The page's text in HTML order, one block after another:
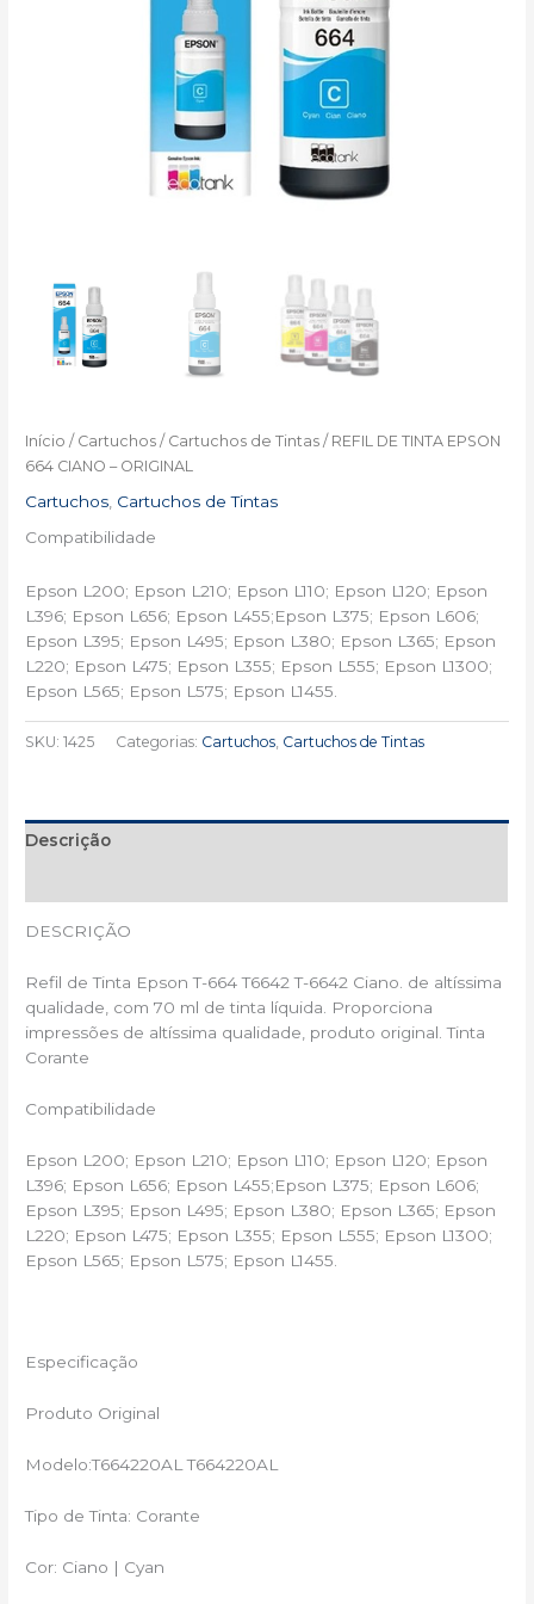
Início / Cartuchos / Cartuchos de Tintas / REFIL DE TINTA EPSON
664 CIANO – ORIGINAL
Cartuchos Cartuchos de Tintas
Compatibilidade
Epson L200; Epson L210; Epson L110; Epson L120; Epson
L396; Epson L656; Epson L455;Epson L375; Epson L606;
Epson L395; Epson L495; Epson L380; Epson L365; Epson
L220; Epson L475; Epson L355; Epson L555; Epson L1300;
Epson L565; Epson L575; Epson L1455.
SKU:1425 Categorias: Cartuchos, Cartuchos de Tintas
Descrição
DESCRIÇÃO
Refil de Tinta Epson T-664 T6642 T-6642 Ciano. de altíssima
qualidade, com 70 ml de tinta líquida. Proporciona
impressões de altíssima qualidade, produto original. Tinta
Corante
Compatibilidade
Epson L200; Epson L210; Epson L110; Epson L120; Epson
L396; Epson L656; Epson L455;Epson L375; Epson L606;
Epson L395; Epson L495; Epson L380; Epson L365; Epson
L220; Epson L475; Epson L355; Epson L555; Epson L1300;
Epson L565; Epson L575; Epson L1455.
Especificação
Produto Original
Modelo:T664220AL T664220AL
Tipo de Tinta: Corante
Cor: Ciano | Cyan